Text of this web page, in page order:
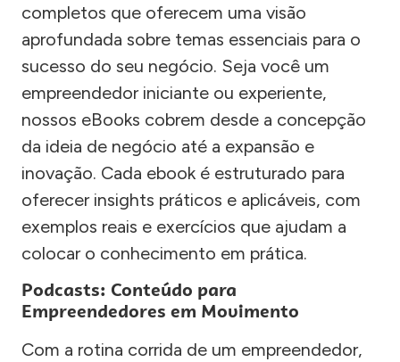
completos que oferecem uma visão
aprofundada sobre temas essenciais para o
sucesso do seu negócio. Seja você um
empreendedor iniciante ou experiente,
nossos eBooks cobrem desde a concepção
da ideia de negócio até a expansão e
inovação. Cada ebook é estruturado para
oferecer insights práticos e aplicáveis, com
exemplos reais e exercícios que ajudam a
colocar o conhecimento em prática.
Podcasts: Conteúdo para
Empreendedores em Movimento
Com a rotina corrida de um empreendedor,